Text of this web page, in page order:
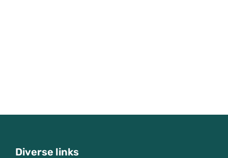
Diverse links